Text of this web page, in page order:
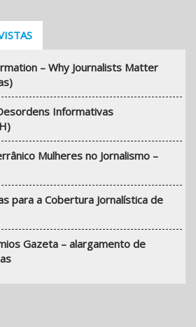
– Why Journalists Matter
Informativas
Mulheres no Jornalismo –
para a Cobertura Jornalística de
Gazeta – alargamento de